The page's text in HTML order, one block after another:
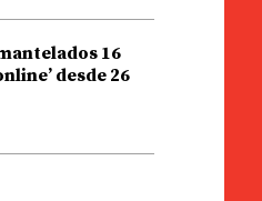
16
desde 26